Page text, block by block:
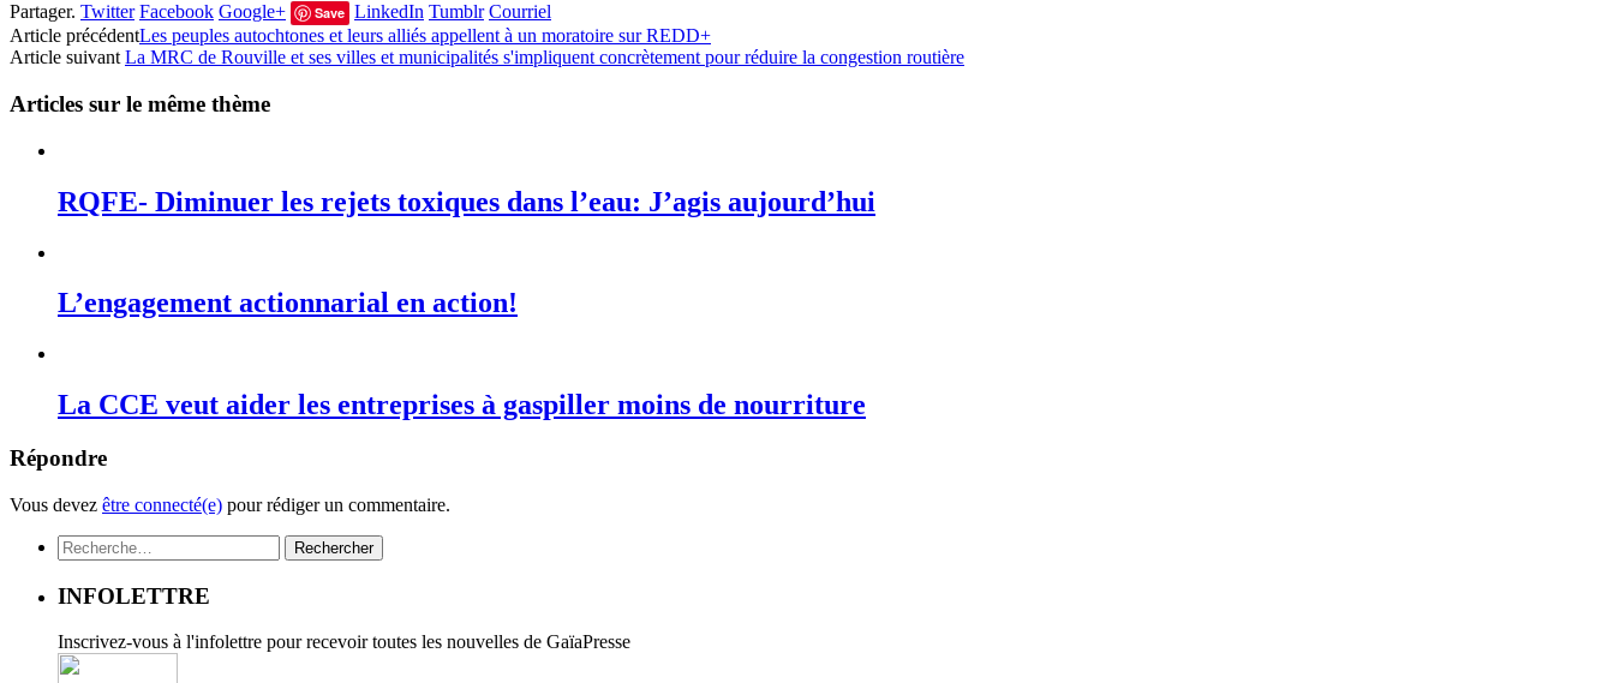
Partager. Twitter Facebook Google+ Save LinkedIn Tumblr Courriel
Article précédentLes peuples autochtones et leurs alliés appellent à un moratoire sur REDD+
Article suivant La MRC de Rouville et ses villes et municipalités s'impliquent concrètement pour réduire la congestion routière
Articles sur le même thème
RQFE- Diminuer les rejets toxiques dans l’eau: J’agis aujourd’hui
L’engagement actionnarial en action!
La CCE veut aider les entreprises à gaspiller moins de nourriture
Répondre
Vous devez être connecté(e) pour rédiger un commentaire.
Rechercher :
INFOLETTRE
Inscrivez-vous à l'infolettre pour recevoir toutes les nouvelles de GaïaPresse